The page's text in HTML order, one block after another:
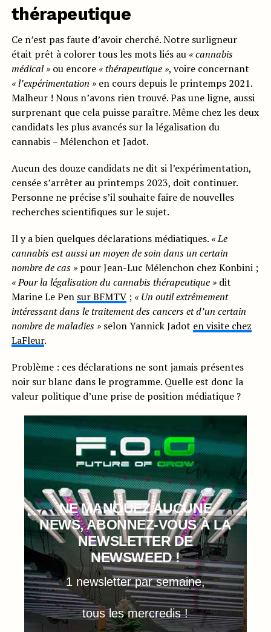
thérapeutique
Ce n’est pas faute d’avoir cherché. Notre surligneur
était prêt à colorer tous les mots liés au « cannabis
médical » ou encore « thérapeutique », voire concernant
« l’expérimentation »en cours depuis le printemps 2021.
Malheur ! Nous n’avons rien trouvé. Pas une ligne, aussi
surprenant que cela puisse paraître. Même chez les deux
candidats les plus avancés sur la légalisation du
cannabis – Mélenchon et Jadot.
Aucun des douze candidats ne dit si l’expérimentation,
censée s’arrêter au printemps 2023, doit continuer.
Personne ne précise s’il souhaite faire de nouvelles
recherches scientifiques sur le sujet.
Il y a bien quelques déclarations médiatiques. « Le
cannabis est aussi un moyen de soin dans un certain
nombre de cas » pour Jean-Luc Mélenchon chez Konbini ;
« Pour la légalisation du cannabis thérapeutique »dit
Marine Le Pen sur BFMTV; « Un outil extrêmement
intéressant dans le traitement des cancers et d’un certain
nombre de maladies »selon Yannick Jadot en visite chez
LaFleur.
Problème : ces déclarations ne sont jamais présentes
noir sur blanc dans le programme. Quelle est donc la
valeur politique d’une prise de position médiatique ?
NE MANQUEZ AUCUNE
NEWS, ABONNEZ-VOUS À LA
NEWSLETTER DE
NEWSWEED !
1 newsletter par semaine,
tous les mercredis !